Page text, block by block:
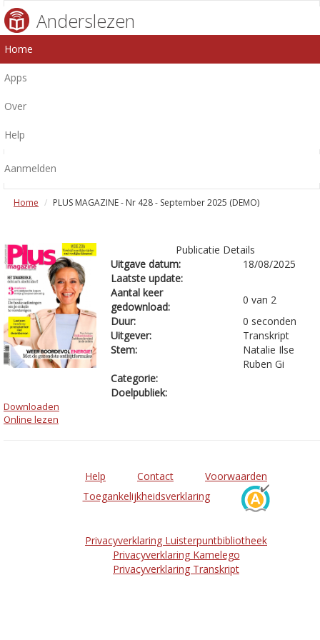
Anderslezen
Home
Apps
Over
Help
Aanmelden
Home PLUS MAGAZINE - Nr 428 - September 2025 (DEMO)
Publicatie Details
Uitgave datum:
18/08/2025
Laatste update:
Aantal keer
gedownload:
0 van 2
Duur:
0 seconden
Uitgever:
Transkript
Stem:
Natalie Ilse
Ruben Gi
Categorie:
Doelpubliek:
Downloaden
Online lezen
Help Contact
Voorwaarden
Toegankelijkheidsverklaring
Privacyverklaring Luisterpuntbibliotheek
Privacyverklaring Kamelego
Privacyverklaring Transkript